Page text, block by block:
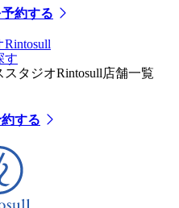
約する
す
タジオRintosull店舗一覧
する